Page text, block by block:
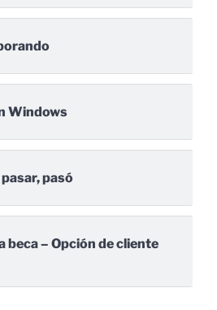
Windows
pasó
beca – Opción de cliente